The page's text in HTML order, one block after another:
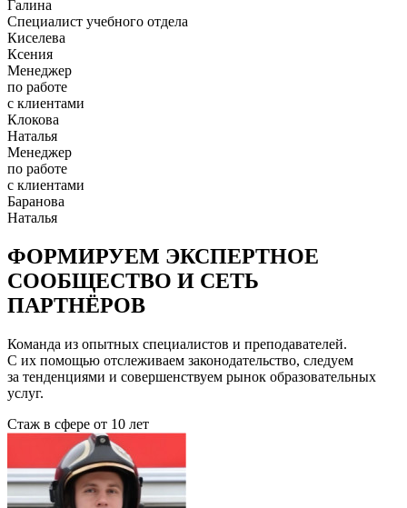
Галина
Специалист учебного отдела
Киселева
Ксения
Менеджер
по работе
с клиентами
Клокова
Наталья
Менеджер
по работе
с клиентами
Баранова
Наталья
ФОРМИРУЕМ ЭКСПЕРТНОЕ
СООБЩЕСТВО И СЕТЬ
ПАРТНЁРОВ
Команда из опытных специалистов и преподавателей.
С их помощью отслеживаем законодательство, следуем
за тенденциями и совершенствуем рынок образовательных
услуг.
Стаж в сфере от 10 лет